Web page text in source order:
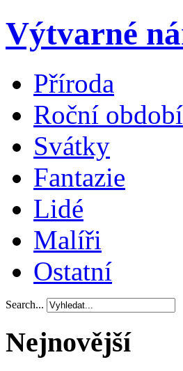
Výtvarné
Příroda
Roční období
Svátky
Fantazie
Lidé
Malíři
Ostatní
Search...
Nejnovější